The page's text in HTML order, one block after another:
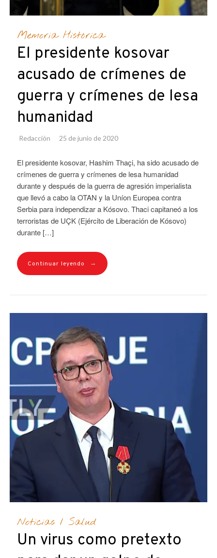
Memoria Histórica
El presidente kosovar
acusado de crímenes de
guerra y crímenes de lesa
humanidad
Redacción 25 de junio de 2020
El presidente kosovar, Hashim Thaçi, ha sido acusado de
crímenes de guerra y crímenes de lesa humanidad
durante y después de la guerra de agresión imperialista
que llevó a cabo la OTAN y la Uníon Europea contra
Serbia para independizar a Kósovo. Thaci capitaneó a los
terroristas de UÇK (Ejército de Liberación de Kósovo)
durante […]
Continuar leyendo →
Noticias / Salud
Un virus como pretexto